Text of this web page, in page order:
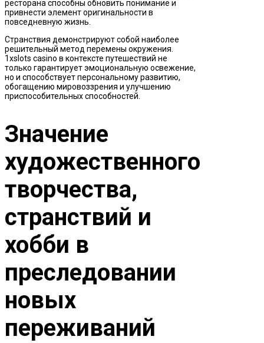
ресторана способны обновить понимание и
привнести элемент оригинальности в
повседневную жизнь.
Странствия демонстрируют собой наиболее
решительный метод перемены окружения.
1xslots casino в контексте путешествий не
только гарантирует эмоциональную освежение,
но и способствует персональному развитию,
обогащению мировоззрения и улучшению
приспособительных способностей.
Значение
художественного
творчества,
странствий и
хобби в
преследовании
новых
переживаний